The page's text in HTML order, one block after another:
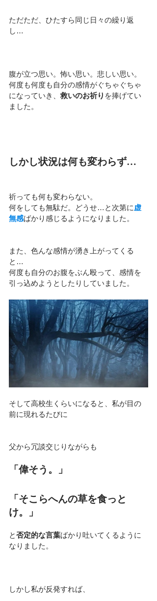
ただただ、ひたすら同じ日々の繰り返
し…
腹が立つ思い。怖い思い。悲しい思い。
何度も何度も自分の感情がぐちゃぐちゃ
になっていき、救いのお祈り を捧げてい
ました。
しかし状況は何も変わらず…
祈っても何も変わらない。
何をしても無駄だ。どうせ…と次第に虚
無感ばかり感じるようになりました。
また、色んな感情が湧き上がってくる
と…
何度も自分のお腹をぶん殴って、感情を
引っ込めようとしたりしていました。
そして高校生くらいになると、私が目の
前に現れるたびに
父から冗談交じりながらも
「偉そう。 」
「 そこらへんの草を食っと
け。
」
と否定的な言葉ばかり吐いてくるように
なりました。
しかし私が反発すれば、